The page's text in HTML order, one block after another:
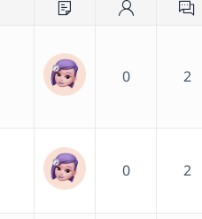
0 2
0 2